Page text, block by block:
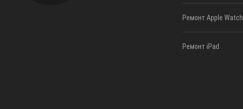
Ремонт Apple Watch
Ремонт iPad